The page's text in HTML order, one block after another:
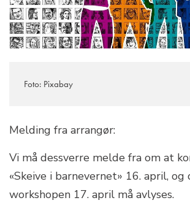
Foto: Pixabay
Melding fra arrangør:
Vi må dessverre melde fra om at
«Skeive i barnevernet» 16. april,
workshopen 17. april må avlyses.